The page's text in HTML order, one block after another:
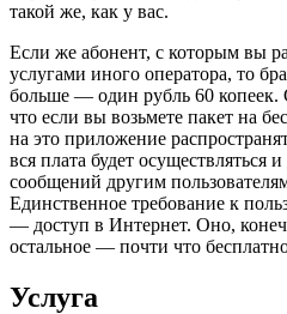
такой же, как у вас.
Если же абонент, с которым вы
услугами иного оператора, то
больше — один рубль 60 копеек.
что если вы возьмете пакет на
на это приложение
вся плата будет
сообщений другим
Единственное требование к
— доступ в Интернет. Оно,
остальное — почти что
Услуга